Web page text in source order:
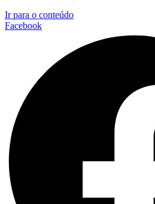
Ir para o conteúdo
Facebook